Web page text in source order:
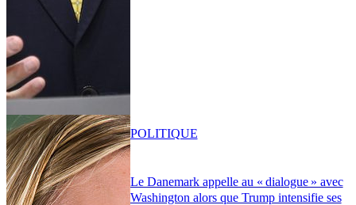
Le Danemark appelle au « dialogue » avec
Washington alors que Trump intensifie ses
POLITIQUE